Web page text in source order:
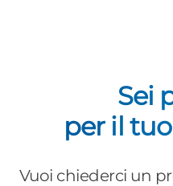
Sei
per il
Vuoi chiederci un